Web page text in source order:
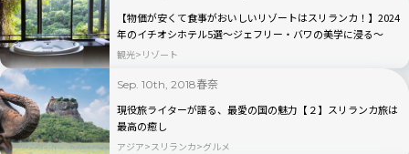
【物価が安くて食事がおいしいリゾートはスリランカ！】2024
年のイチオシホテル5選〜ジェフリー・バワの美学に浸る〜
観光 リゾート
Sep. 10th, 2018春奈
現役旅ライターが語る、最愛の国の魅力【２】スリランカ旅は
最高の癒し
アジア スリランカ グルメ